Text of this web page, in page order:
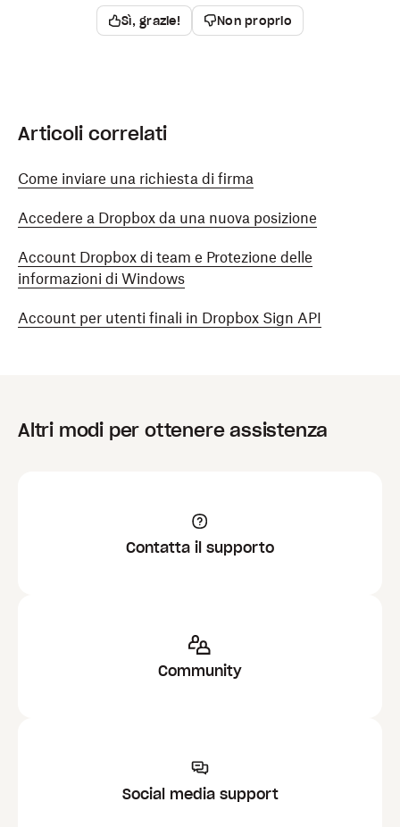
Sì, grazie! Non proprio
Articoli correlati
Come inviare una richiesta di firma
Accedere a Dropbox da una nuova posizione
Account Dropbox di team e Protezione delle
informazioni di Windows
Account per utenti finali in Dropbox Sign API
Altri modi per ottenere assistenza
Contatta il supporto
Community
Social media support